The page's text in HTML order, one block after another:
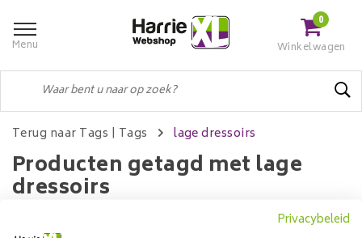
Menu
0
Winkelwagen
Terug naar Tags | Tags lage dressoirs
Producten getagd met lage
dressoirs
Privacybeleid